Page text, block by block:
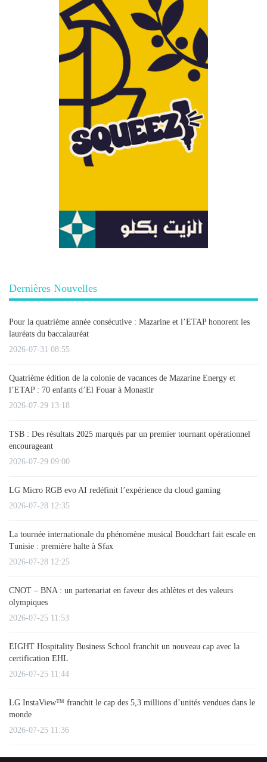
Dernières Nouvelles
Pour la quatrième année consécutive : Mazarine et l’ETAP honorent les
lauréats du baccalauréat
2026-07-31 08:55
Quatrième édition de la colonie de vacances de Mazarine Energy et
l’ETAP : 70 enfants d’El Fouar à Monastir
2026-07-29 13:18
TSB : Des résultats 2025 marqués par un premier tournant opérationnel
encourageant
2026-07-29 09:00
LG Micro RGB evo AI redéfinit l’expérience du cloud gaming
2026-07-28 12:35
La tournée internationale du phénomène musical Boudchart fait escale en
Tunisie : première halte à Sfax
2026-07-28 12:25
CNOT – BNA : un partenariat en faveur des athlètes et des valeurs
olympiques
2026-07-25 11:53
EIGHT Hospitality Business School franchit un nouveau cap avec la
certification EHL
2026-07-25 11:44
LG InstaView™ franchit le cap des 5,3 millions d’unités vendues dans le
monde
2026-07-25 11:36